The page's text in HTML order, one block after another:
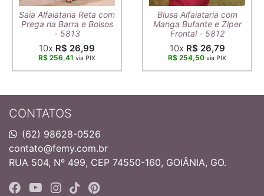
Saia Alfaiataria Reta com
Prega na Barra e Bolsos
- 5813
10x R$ 26,99
R$ 256,41 via PIX
Blusa Alfaiataria com
Manga Bufante e Zíper
Frontal - 5812
10x R$ 26,79
R$ 254,50 via PIX
CONTATOS
(62) 98628-0526
contato@femy.com.br
RUA 504, Nº 499, CEP 74550-160, GOIÂNIA, GO.